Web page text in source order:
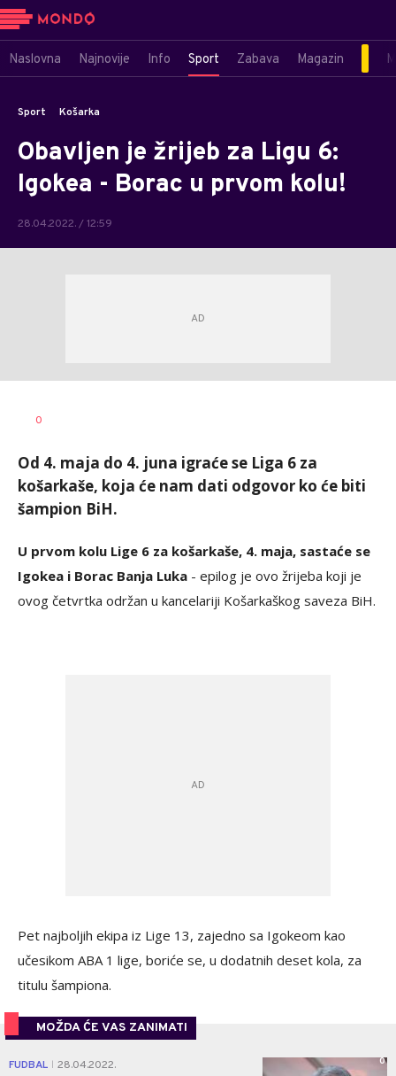
Naslovna Najnovije Info Sport Zabava Magazin
Sport Košarka
Obavljen je žrijeb za Ligu 6:
Igokea - Borac u prvom kolu!
28.04.2022. / 12:59
AUTOR
0
Od 4. maja do 4. juna igraće se Liga 6 za
košarkaše, koja će nam dati odgovor ko će biti
šampion BiH.
U prvom kolu Lige 6 za košarkaše, 4. maja, sastaće se
Igokea i Borac Banja Luka - epilog je ovo žrijeba koji je
ovog četvrtka održan u kancelariji Košarkaškog saveza BiH.
Pet najboljih ekipa iz Lige 13, zajedno sa Igokeom kao
učesikom ABA 1 lige, boriće se, u dodatnih deset kola, za
titulu šampiona.
MOŽDA ĆE VAS ZANIMATI
FUDBAL 28.04.2022. 0